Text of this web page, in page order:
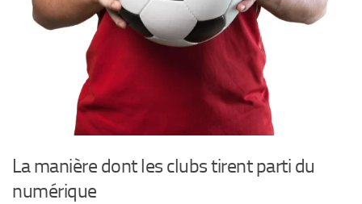
La manière dont les clubs tirent parti du
numérique